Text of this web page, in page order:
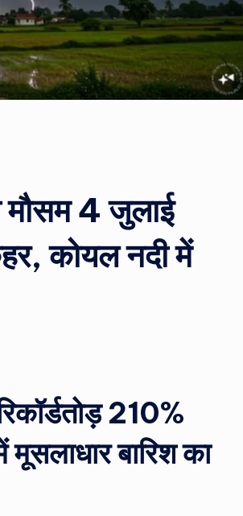
&
M
o
N
e
w
u
n
d
4 जुलाई
कोयल नदी में
210%
बारिश का